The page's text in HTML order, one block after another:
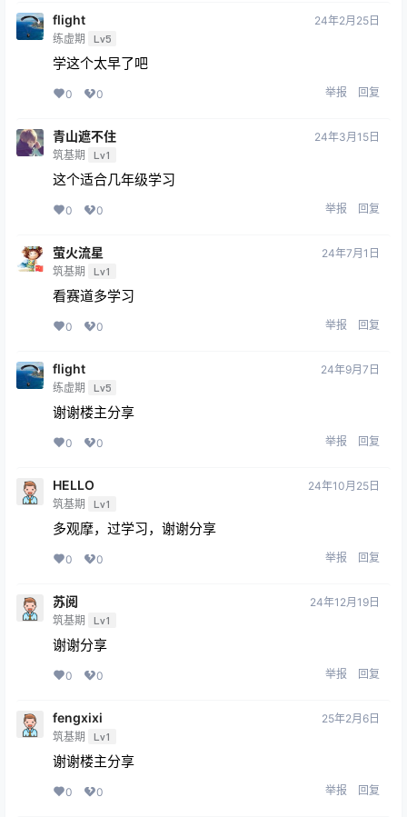
flight
练虚期 Lv5
24年2月25日
学这个太早了吧
0 0 举报 回复
青山遮不住
筑基期 Lv1
24年3月15日
这个适合几年级学习
0 0 举报 回复
萤火流星
筑基期 Lv1
24年7月1日
看赛道多学习
0 0 举报 回复
flight
练虚期 Lv5
24年9月7日
谢谢楼主分享
0 0 举报 回复
HELLO
筑基期 Lv1
24年10月25日
多观摩，过学习，谢谢分享
0 0 举报 回复
苏阅
筑基期 Lv1
24年12月19日
谢谢分享
0 0 举报 回复
fengxixi
筑基期 Lv1
25年2月6日
谢谢楼主分享
0 0 举报 回复